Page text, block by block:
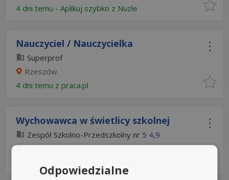
4 dni temu - Aplikuj szybko z Nuzle
Nauczyciel / Nauczycielka
Superprof
Rzeszów
4 dni temu z praca.pl
Wychowawca w świetlicy szkolnej
Zespół Szkolno-Przedszkolny nr 5 4,9
Rzeszów
Odpowiedzialne